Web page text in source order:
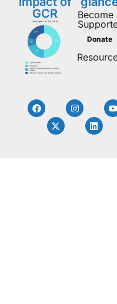
GCR
Become
Donate